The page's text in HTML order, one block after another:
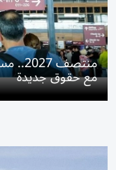
مع حقوق جديدة